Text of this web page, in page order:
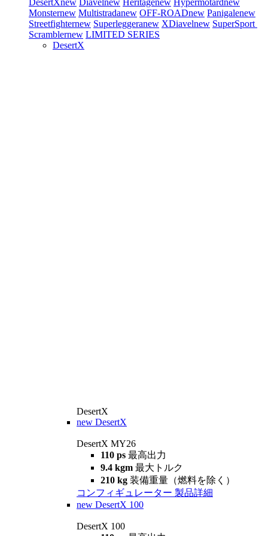
DesertXnew Diavelnew Heritagenew Hypermotardnew
Monsternew Multistradanew OFF-ROADnew Panigalenew
Streetfighternew Superleggeranew XDiavelnew SuperSport
Scramblernew LIMITED SERIES
DesertX
DesertX
new DesertX
DesertX MY26
110 ps 最高出力
9.4 kgm 最大トルク
210 kg 装備重量（燃料を除く）
コンフィギュレーター 製品詳細
new DesertX 100
DesertX 100